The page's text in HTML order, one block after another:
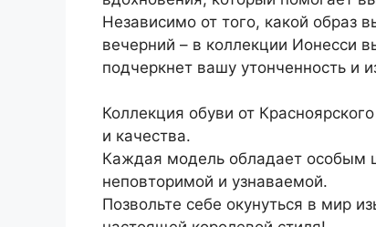
Независимо от того, какой образ
вечерний – в коллекции Ионесси
подчеркнет вашу утонченность и
Коллекция обуви от
и качества.
Каждая модель обладает особым
неповторимой и узнаваемой.
Позвольте себе окунуться в мир